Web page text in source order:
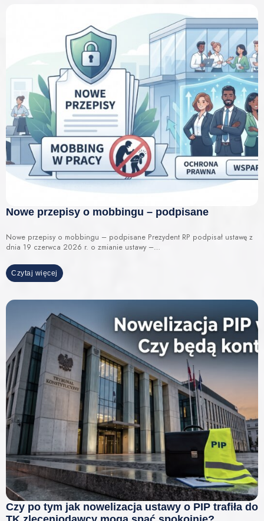
Nowe przepisy o mobbingu – podpisane
Nowe przepisy o mobbingu – podpisane Prezydent RP podpisał ustawę z
dnia 19 czerwca 2026 r. o zmianie ustawy –…
Czytaj więcej
Czy po tym jak nowelizacja ustawy o PIP trafiła do